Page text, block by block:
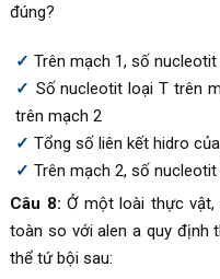
đúng?
Trên mạch 1, số
Số nucleotit loại T trên
trên mạch 2
Tổng số liên kết hidro
Trên mạch 2, số
Câu 8: Ở một loài thực
toàn so với alen a quy định
thể tứ bội sau: